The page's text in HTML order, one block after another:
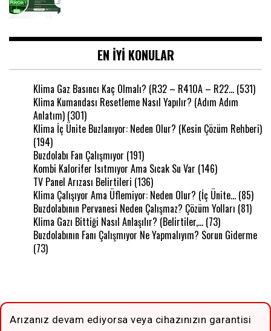
EN IYI KONULAR
Klima Gaz Basıncı Kaç Olmalı? (R32 – R410A – R22… (531)
Klima Kumandası Resetleme Nasıl Yapılır? (Adım Adım
Anlatım) (301)
Klima İç Ünite Buzlanıyor: Neden Olur? (Kesin Çözüm Rehberi)
(194)
Buzdolabı Fan Çalışmıyor (191)
Kombi Kalorifer Isıtmıyor Ama Sıcak Su Var (146)
TV Panel Arızası Belirtileri (136)
Klima Çalışıyor Ama Üflemiyor: Neden Olur? (İç Ünite… (85)
Buzdolabının Pervanesi Neden Çalışmaz? Çözüm Yolları (81)
Klima Gazı Bittiği Nasıl Anlaşılır? (Belirtiler,… (73)
Buzdolabının Fanı Çalışmıyor Ne Yapmalıyım? Sorun Giderme
(73)
Arızanız devam ediyorsa veya cihazınızın garantisi